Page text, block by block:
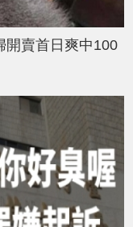
開賣首日爽中100